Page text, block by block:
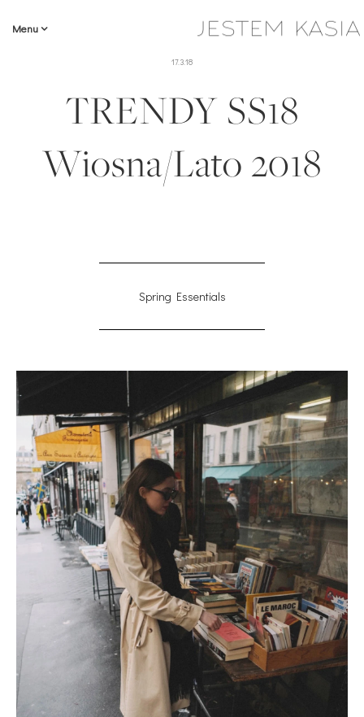
Menu
17.3.18
TRENDY SS18
Wiosna/Lato 2018
Spring Essentials